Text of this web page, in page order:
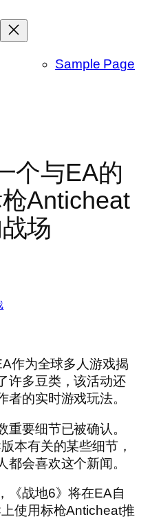
Sample Page
个与EA的
Anticheat
场
作为全球多人游戏揭
许多豆类，该活动还
者的实时游戏玩法。
重要细节已被确认。
本有关的某些细节，
都会喜欢这个新闻。
《战地6》将在EA自
使用标枪Anticheat推